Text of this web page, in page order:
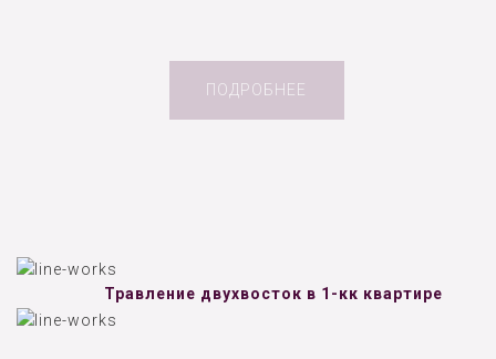
ПОДРОБНЕЕ
Травление двухвосток в 1-кк квартире